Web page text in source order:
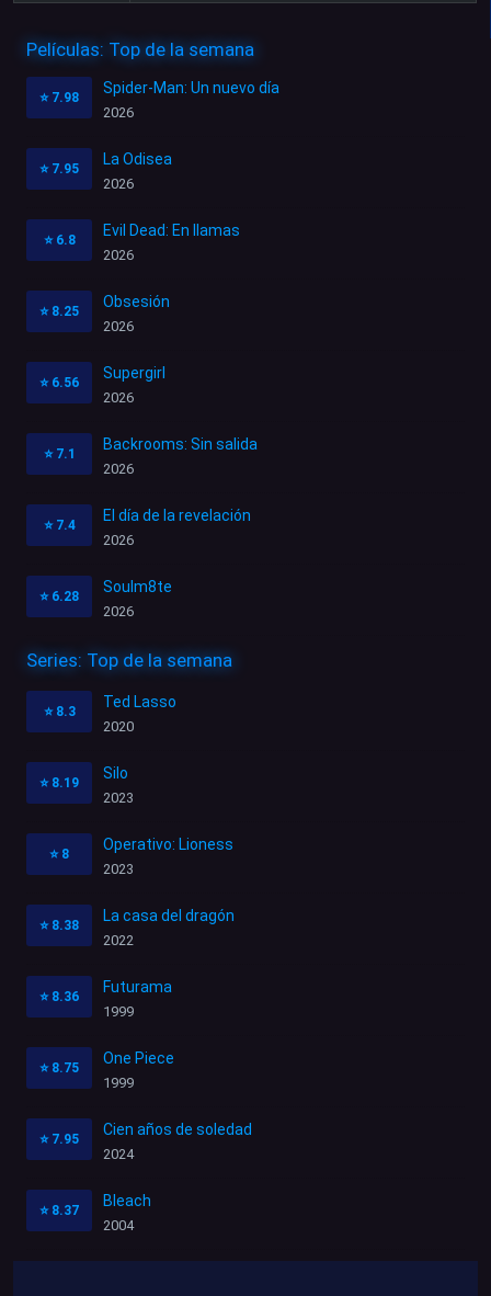
Películas: Top de la semana
⭐ 7.98
Spider-Man: Un nuevo día
2026
⭐ 7.95
La Odisea
2026
⭐ 6.8
Evil Dead: En llamas
2026
⭐ 8.25
Obsesión
2026
⭐ 6.56
Supergirl
2026
⭐ 7.1
Backrooms: Sin salida
2026
⭐ 7.4
El día de la revelación
2026
⭐ 6.28
Soulm8te
2026
Series: Top de la semana
⭐ 8.3
Ted Lasso
2020
⭐ 8.19
Silo
2023
⭐ 8
Operativo: Lioness
2023
⭐ 8.38
La casa del dragón
2022
⭐ 8.36
Futurama
1999
⭐ 8.75
One Piece
1999
⭐ 7.95
Cien años de soledad
2024
⭐ 8.37
Bleach
2004